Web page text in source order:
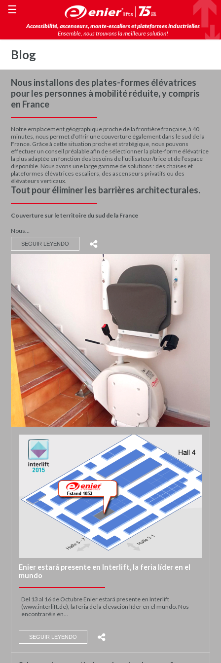
Accessibilité, ascenseurs, monte-escaliers et plateformes industrielles
Ensemble, nous trouvons la meilleure solution!
☰
Blog
Nous installons des plates-formes élévatrices
pour les personnes à mobilité réduite, y compris
en France
Notre emplacement géographique proche de la frontière française, à 40
minutes, nous permet d’offrir une couverture également dans le sud de la
France. Grâce à cette situation proche et stratégique, nous pouvons
effectuer un conseil préalable afin de sélectionner la plate-forme élévatrice
la plus adaptée en fonction des besoins de l’utilisateur/trice et de l’espace
disponible. Nous avons une large gamme de solutions : des chaises et
plateformes élévatrices escaliers, des ascenseurs privatifs ou des
élévateurs verticaux.
Tout pour éliminer les barrières architecturales.
Couverture sur le territoire du sud de la France
Nous…
SEGUIR LEYENDO
Enier estará presente en Interlift, la feria líder en el
mundo
Del 13 al 16 de Octubre Enier estará presente en Interlift
(www.interlift.de), la feria de la elevación líder en el mundo. Nos
encontraréis en...
SEGUIR LEYENDO